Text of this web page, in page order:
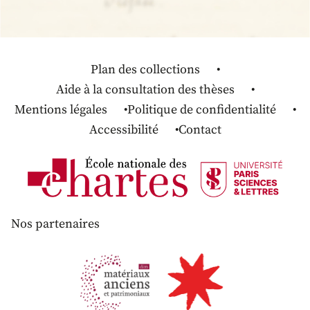
Plan des collections
Aide à la consultation des thèses
Mentions légales
Politique de confidentialité
Accessibilité
Contact
Nos partenaires